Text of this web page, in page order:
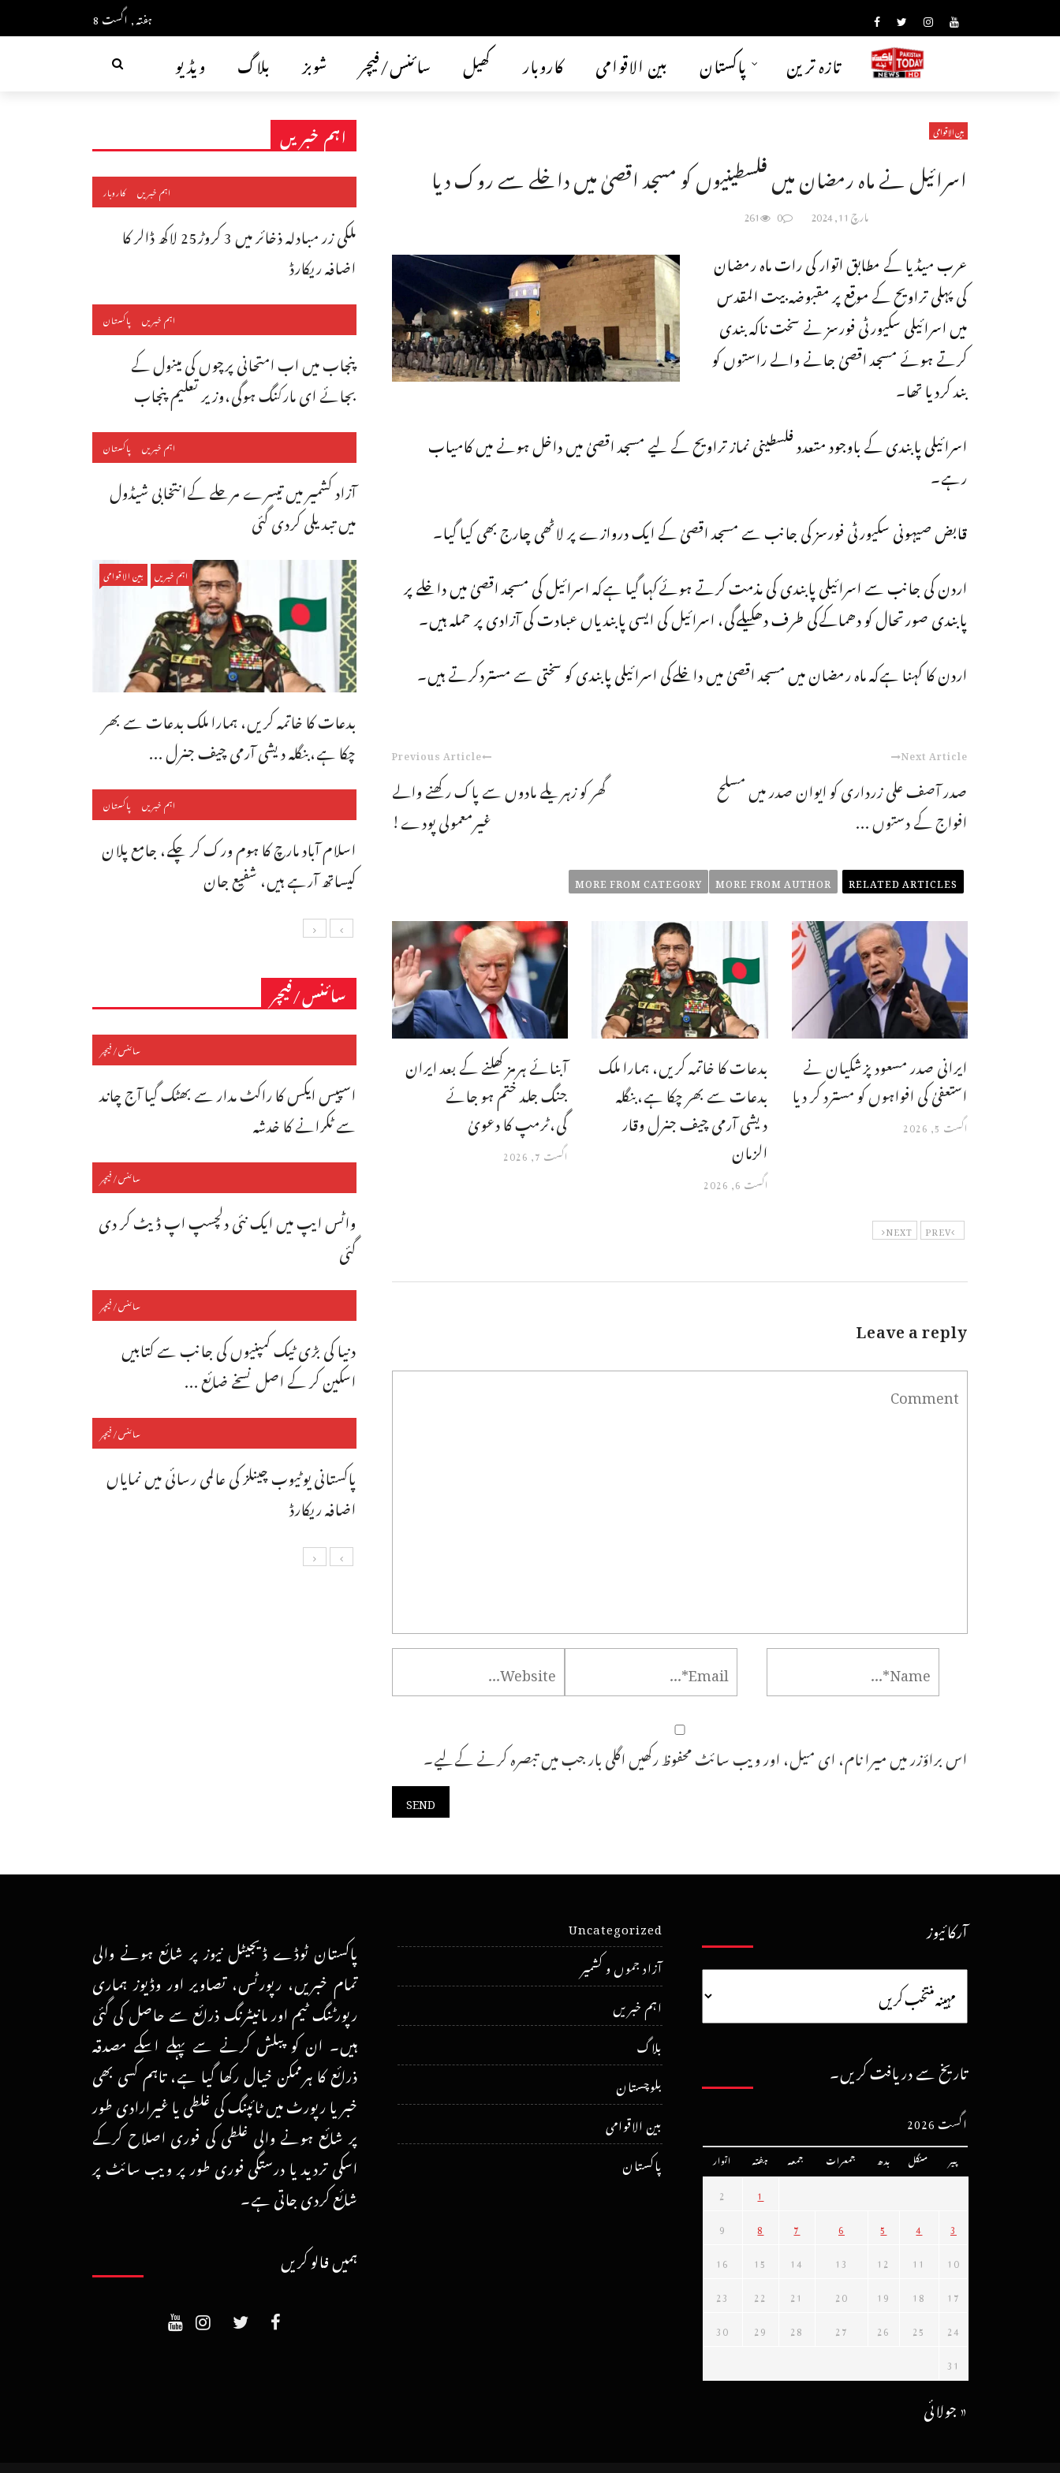
ہفتہ, اگست 8
ویڈیو بلاگ شوبز سائنس/فیچر کھیل کاروبار بین الاقوامی پاکستان تازہ ترین
بین الاقوامی
اسرائیل نے ماہ رمضان میں فلسطینیوں کو مسجد اقصیٰ میں داخلے سے روک دیا
مارچ 11, 2024 0
261
عرب میڈیا کے مطابق اتوار کی رات ماہ رمضان
کی پہلی تراویح کے موقع پر مقبوضہ بیت المقدس
میں اسرائیلی سکیورٹی فورسز نے سخت ناکہ بندی
کرتے ہوئے مسجد اقصیٰ جانے والے راستوں کو
بند کردیا تھا۔
اسرائیلی پابندی کے باوجود متعدد فلسطینی نماز تراویح کے لیے مسجد اقصیٰ میں داخل ہونے میں کامیاب
رہے۔
قابض صیہونی سکیورٹی فورسز کی جانب سے مسجد اقصیٰ کے ایک دروازے پر لاٹھی چارج بھی کیا گیا۔
اردن کی جانب سے اسرائیلی پابندی کی مذمت کرتے ہوئےکہا گیا ہےکہ اسرائیل کی مسجد اقصیٰ میں داخلے پر
پابندی صورتحال کو دھماکےکی طرف دھکیلےگی، اسرائیل کی ایسی پابندیاں عبادت کی آزادی پر حملہ ہیں۔
اردن کا کہنا ہےکہ ماہ رمضان میں مسجد اقصیٰ میں داخلےکی اسرائیلی پابندی کو سختی سے مستردکرتے ہیں۔
Previous Article
گھر کو زہریلے مادوں سے پاک رکھنے والے
غیرمعمولی پودے!
Next Article
صدر آصف علی زرداری کو ایوان صدر میں مسلح
افواج کے دستوں ...
RELATED ARTICLES
MORE FROM AUTHOR
MORE FROM CATEGORY
آبنائے ہرمز کھلنے کے بعد ایران
جنگ جلد ختم ہو جائے
گی،ٹرمپ کا دعویٰ
اگست 7, 2026
بدعات کا خاتمہ کریں، ہمارا ملک
بدعات سے بھر چکا ہے،بنگله
دیشی آرمی چیف جنرل وقار
الزمان
اگست 6, 2026
ایرانی صدر مسعود پزشکیان نے
استعفیٰ کی افواہوں کو مسترد کر دیا
اگست 5, 2026
PREV
NEXT
Leave a reply
اس براؤزر میں میرا نام، ای میل، اور ویب سائٹ محفوظ رکھیں اگلی بار جب میں تبصرہ کرنے کےلیے۔
اہم خبریں
اہم خبریں کاروبار
ملکی زر مبادلہ ذخائر میں 3 کروڑ25 لاکھ ڈالر کا
اضافہ ریکارڈ
اہم خبریں پاکستان
پنجاب میں اب امتحانی پرچوں کی مینول کے
بجائے ای مارکنگ ہوگی،وزیر تعلیم پنجاب
اہم خبریں پاکستان
آزاد کشمیر میں تیسرے مرحلے کےانتخابی شیڈول
میں تبدیلی کردی گئی
اہم خبریں بین الاقوامی
بدعات کا خاتمہ کریں، ہمارا ملک بدعات سے بھر
چکا ہے،بنگله دیشی آرمی چیف جنرل ...
اہم خبریں پاکستان
اسلام آباد مارچ کا ہوم ورک کر چکے، جامع پلان
کیساتھ آرہے ہیں، شفیع جان
سائنس/فیچر
سائنس/فیچر
اسپیس ایکس کا راکٹ مدار سے بھٹک گیا آج چاند
سے ٹکرانے کا خدشہ
سائنس/فیچر
واٹس ایپ میں ایک نئی دلچسپ اپ ڈیٹ کر دی
گئی
سائنس/فیچر
دنیا کی بڑی ٹیک کمپنیوں کی جانب سے کتابیں
اسکین کر کے اصل نسخے ضائع ...
سائنس/فیچر
پاکستانی یوٹیوب چینلز کی عالمی رسائی میں نمایاں
اضافہ ریکارڈ
پاکستان ٹوڈے ڈیجیٹل نیوز پر شائع ہونے والی
تمام خبریں، رپورٹس، تصاویر اور وڈیوز ہماری
رپورٹنگ ٹیم اور مانیٹرنگ ذرائع سے حاصل کی گئی
ہیں۔ ان کو پبلش کرنے سے پہلے اسکے مصدقہ
ذرائع کا ہرممکن خیال رکھا گیا ہے، تاہم کسی بھی
خبر یا رپورٹ میں ٹائپنگ کی غلطی یا غیرارادی طور
پر شائع ہونے والی غلطی کی فوری اصلاح کرکے
اسکی تردید یا درستگی فوری طور پر ویب سائٹ پر
شائع کردی جاتی ہے۔
ہمیں فالو کریں
Uncategorized
آزاد جموں و کشمیر
اہم خبریں
بلاگ
بلوچستان
بین الاقوامی
پاکستان
آرکائیوز
تاریخ سے دریافت کریں۔
اگست 2026
پیر منگل بدھ جمعرات جمعہ ہفتہ اتوار
1
2
3
4
5
6
7
8
9
10
11
12
13
14
15
16
17
18
19
20
21
22
23
24
25
26
27
28
29
30
31
« جولائی